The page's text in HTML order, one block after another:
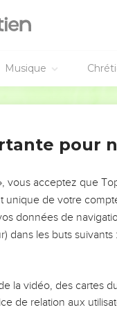
Musique
lui encore ton
de celui qui veut te
détesteras ton
maudissent,
persécutent,
vous ? Les
pour
vous acceptez que
unique de votre
données de
dans les buts suivants :
la vidéo, des cartes
de relation aux